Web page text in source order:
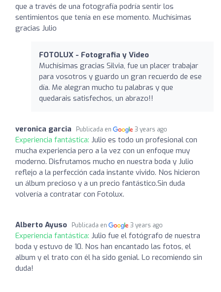
que a través de una fotografía podría sentir los
sentimientos que tenía en ese momento. Muchísimas
gracias Julio
FOTOLUX - Fotografia y Video
Muchísimas gracias Silvia, fue un placer trabajar
para vosotros y guardo un gran recuerdo de ese
día. Me alegran mucho tu palabras y que
quedarais satisfechos, un abrazo!!
veronica garcia Publicada en 3 years ago
Experiencia fantástica: Julio es todo un profesional con
mucha experiencia pero a la vez con un enfoque muy
moderno. Disfrutamos mucho en nuestra boda y Julio
reflejo a la perfección cada instante vivido. Nos hicieron
un álbum precioso y a un precio fantástico.Sin duda
volvería a contratar con Fotolux.
Alberto Ayuso Publicada en 3 years ago
Experiencia fantástica: Julio fue el fotógrafo de nuestra
boda y estuvo de 10. Nos han encantado las fotos, el
album y el trato con él ha sido genial. Lo recomiendo sin
duda!